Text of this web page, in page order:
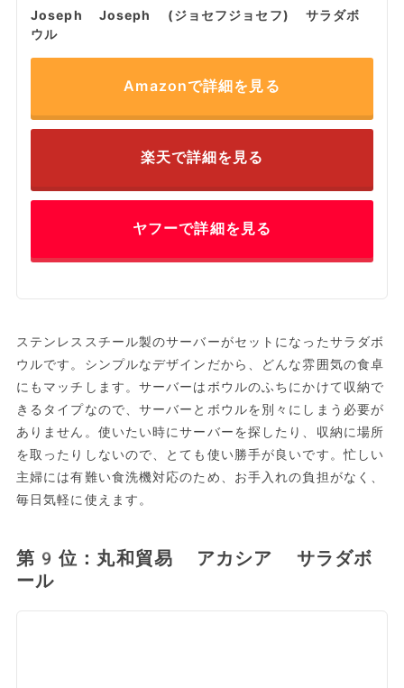
Joseph Joseph (ジョセフジョセフ) サラダボ
ウル
Amazonで詳細を見る
楽天で詳細を見る
ヤフーで詳細を見る
ステンレススチール製のサーバーがセットになったサラダボ
ウルです。シンプルなデザインだから、どんな雰囲気の食卓
にもマッチします。サーバーはボウルのふちにかけて収納で
きるタイプなので、サーバーとボウルを別々にしまう必要が
ありません。使いたい時にサーバーを探したり、収納に場所
を取ったりしないので、とても使い勝手が良いです。忙しい
主婦には有難い食洗機対応のため、お手入れの負担がなく、
毎日気軽に使えます。
第9位：丸和貿易 アカシア サラダボ
ール